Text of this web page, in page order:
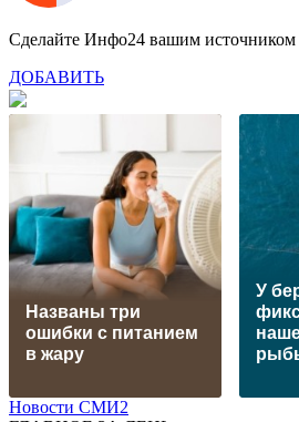
Сделайте Инфо24 вашим источником
ДОБАВИТЬ
Названы три
ошибки с питанием
в жару
У
Новости СМИ2